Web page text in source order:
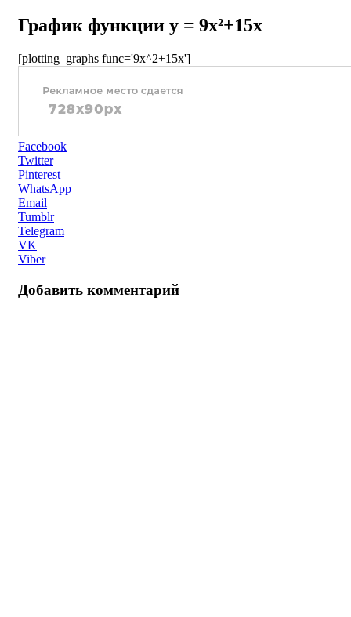
График функции y = 9x²+15x
[plotting_graphs func='9x^2+15x']
Facebook
Twitter
Pinterest
WhatsApp
Email
Tumblr
Telegram
VK
Viber
Добавить комментарий